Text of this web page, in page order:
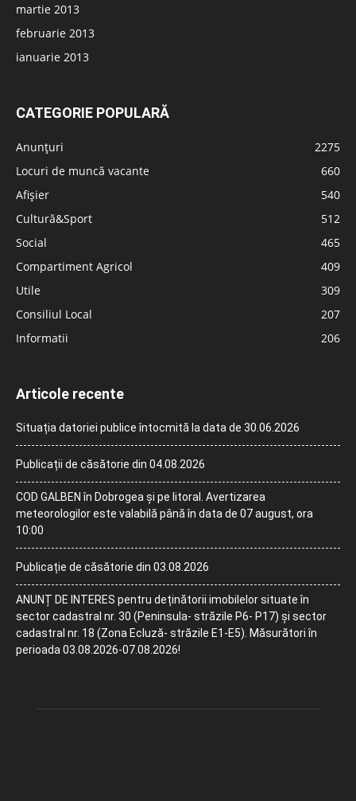
martie 2013
februarie 2013
ianuarie 2013
CATEGORIE POPULARĂ
Anunțuri
2275
Locuri de muncă vacante
660
Afișier
540
Cultură&Sport
512
Social
465
Compartiment Agricol
409
Utile
309
Consiliul Local
207
Informatii
206
Articole recente
Situația datoriei publice întocmită la data de 30.06.2026
Publicații de căsătorie din 04.08.2026
COD GALBEN în Dobrogea și pe litoral. Avertizarea
meteorologilor este valabilă până în data de 07 august, ora
10:00
Publicație de căsătorie din 03.08.2026
ANUNȚ DE INTERES pentru deținătorii imobilelor situate în
sector cadastral nr. 30 (Peninsula- străzile P6- P17) și sector
cadastral nr. 18 (Zona Ecluză- străzile E1-E5). Măsurători în
perioada 03.08.2026-07.08.2026!